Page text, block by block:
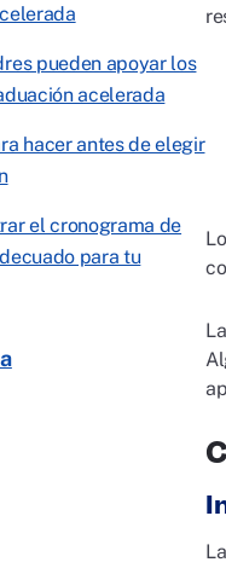
pueden apoyar los
acelerada
hacer antes de elegir
el cronograma de
para tu